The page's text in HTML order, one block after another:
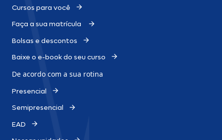
Cursos para você
Faça a sua matrícula
Bolsas e descontos
Baixe o e-book do seu curso
De acordo com a sua rotina
Presencial
Semipresencial
EAD